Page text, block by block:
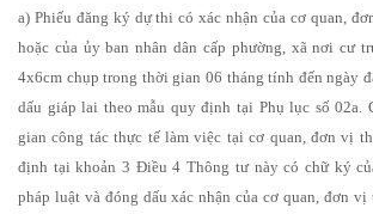
a) Phiếu đăng ký dự thi có xác nhận của cơ quan,
hoặc của ủy ban nhân dân cấp phường, xã nơi cư
4x6cm chụp trong thời gian 06 tháng tính đến ngày
dấu giáp lai theo mẫu quy định tại Phụ lục số 02a.
gian công tác thực tế làm việc tại cơ quan, đơn vị
định tại khoản 3 Điều 4 Thông tư này có chữ ký
pháp luật và đóng dấu xác nhận của cơ quan, đơn